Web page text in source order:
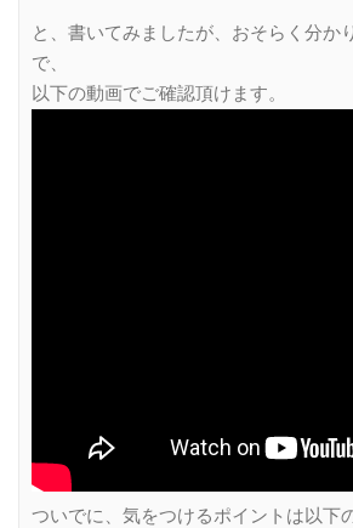
と、書いてみましたが、おそらく分か
で、
以下の動画でご確認頂けます。
ついでに、気をつけるポイントは以下